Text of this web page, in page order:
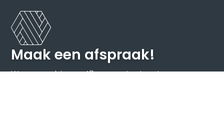
Maak een afspraak!
We nemen binnen 48 uur contact met u op en